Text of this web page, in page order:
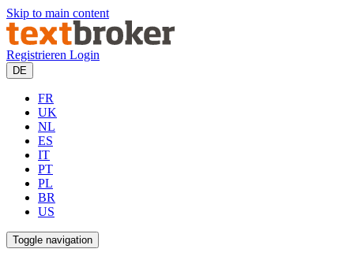
Skip to main content
Registrieren Login
DE
FR
UK
NL
ES
IT
PT
PL
BR
US
Toggle navigation